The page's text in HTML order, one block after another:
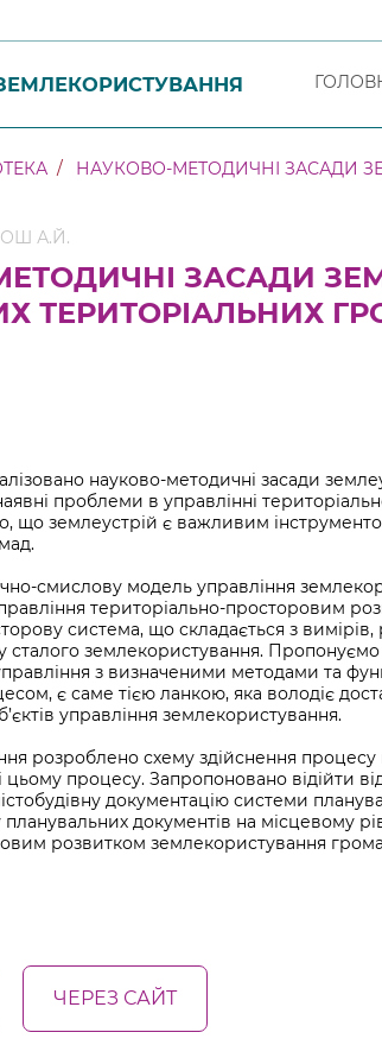
НАУКОВО-МЕТОДИЧНІ ЗАСАДИ
А.Й.
ЗАСАДИ
ТЕРИТОРІАЛЬНИХ
науково-методичні засади
проблеми в управлінні
що землеустрій є важливим
смислову модель управління
територіально-просторовим
система, що складається з вимірів,
сталого землекористування.
з визначеними методами та
є саме тією ланкою, яка володіє
управління землекористування.
розроблено схему здійснення
цьому процесу. Запропоновано відійти
документацію системи
планувальних документів на місцевому
розвитком землекористування
ЧЕРЕЗ САЙТ